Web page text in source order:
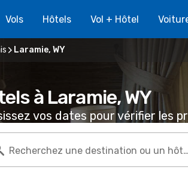
Vols Hôtels Vol + Hôtel
Laramie, WY
à Laramie, WY
vos dates pour vérifier les
Recherchez une destination ou un hôtel